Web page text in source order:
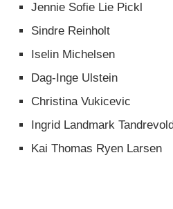
Jennie Sofie Lie Pickl
Sindre Reinholt
Iselin Michelsen
Dag-Inge Ulstein
Christina Vukicevic
Ingrid Landmark Tandrevold
Kai Thomas Ryen Larsen